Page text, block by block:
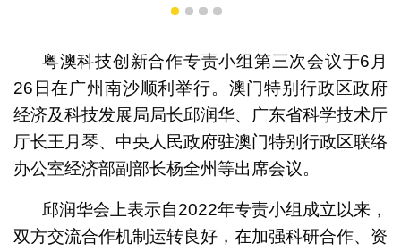
1 2 3 4
粤澳科技创新合作专责小组第三次会议于6月
26日在广州南沙顺利举行。澳门特别行政区政府
经济及科技发展局局长邱润华、广东省科学技术厅
厅长王月琴、中央人民政府驻澳门特别行政区联络
办公室经济部副部长杨全州等出席会议。
邱润华会上表示自2022年专责小组成立以来，
双方交流合作机制运转良好，在加强科研合作、资